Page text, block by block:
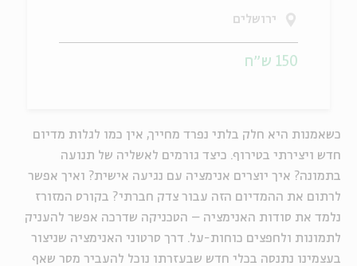
כשאמנות היא חלק בלתי נפרד מחייך, אין כמו לגלות מדיום
חדש ויצירתי בטירוף. כיצד גורמים לאשליה של תנועה
בתמונה? איך יוצרים אנימציה עם נגיעה אישית? ואיך אפשר
לרתום את ההמדיום הזה עבור צדק חברתי? בקורס המזורז
נלמד את סודות האנימציה – הטכניקה שדרכה אפשר להעניק
לתמונות ולחפצים כוחות-על. דרך סרטוני האנימציה שניצור
בעצמינו נתנסה בכלי חדש שבעזרתו נוכל להעביר מסר שאף
ירושלים
150 ש״ח